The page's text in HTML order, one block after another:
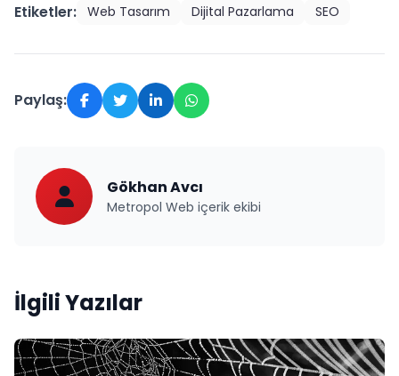
Etiketler: Web Tasarım Dijital Pazarlama SEO
Paylaş:
Gökhan Avcı
Metropol Web içerik ekibi
İlgili Yazılar